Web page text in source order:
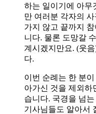
하는 일이기에 아무
만 여러분 각자의
가지 않고 끝까지
니다. 물론 도망갈
계시겠지만요. (웃
다.
이번 순례는 한 분
아가신 것을 제외하
습니다. 국경을 넘
기사님들도 알아서